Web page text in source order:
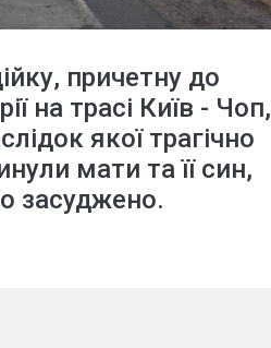
причетну до
на трасі Київ - Чоп,
якої трагічно
мати та її син,
засуджено.